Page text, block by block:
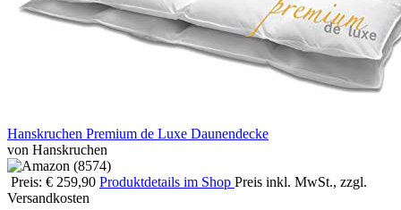
Hanskruchen Premium de Luxe Daunendecke
von Hanskruchen
Preis: € 259,90 Produktdetails im Shop Preis inkl. MwSt., zzgl.
Versandkosten